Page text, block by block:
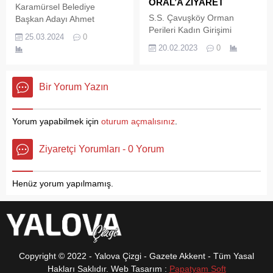
yaptırmak için form
doldurma sırasına girdiler.
Belediye bünyesinde bu
sezon verilen kursların
Başkanı Ali...
Karamürsel Belediye
Başkan Adayı Ahmet
Belediye Başkanı ve Başkan
Adayı Mansur Yavaş video
açıkladı. Piar çalışmasında
Mansur Yavaş’ın sözlerine
Mansur Yavaş CHP Genel
Başkanı Özgür Özel gelip
video çekse Karamürsel
Mesut olacak.’ ifadelerine
25.03.2024 0
ORAL’A ZİYARET
S.S. Çavuşköy Orman
Perileri Kadın Girişimi
Kooperatifi Başkanı Gönül
2020 yılında
eden Çavuşköy Orman
Uysal Erdoğan, “Son 3
20.02.2023 0
Bir Yorum Yazın
Yorum yapabilmek için oturum açmalısınız
Ziyaretçi Yorumları - 0 Yorum
Henüz yorum yapılmamış.
Copyright © 2022 - Yalova Çizgi - Gazete Akkent - Tüm Yasal
Hakları Saklıdır. Web Tasarım : Papatyam Soft